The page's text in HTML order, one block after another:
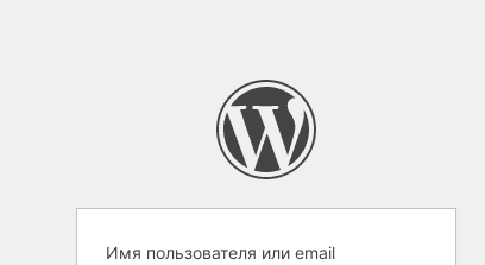
Имя пользователя или email